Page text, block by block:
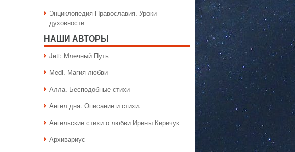
Энциклопедия Православия. Уроки
духовности
НАШИ АВТОРЫ
Jeti: Млечный Путь
Medi. Магия любви
Алла. Бесподобные стихи
Ангел дня. Описание и стихи.
Ангельские стихи о любви Ирины Киричук
Архивариус